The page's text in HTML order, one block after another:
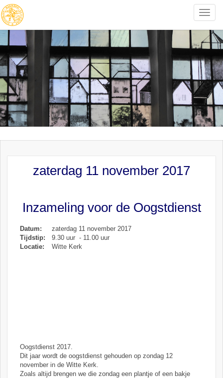
Toggle
zaterdag 11 november 2017
Inzameling voor de Oogstdienst
Datum:
zaterdag 11 november 2017
Tijdstip:
9.30 uur - 11.00 uur
Locatie:
Witte Kerk
Oogstdienst 2017.
Dit jaar wordt de oogstdienst gehouden op zondag 12
november in de Witte Kerk.
Zoals altijd brengen we die zondag een plantje of een bakje